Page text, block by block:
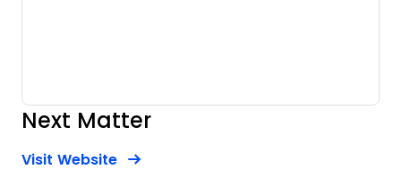
Next Matter
Visit WebsiteOpens New Window